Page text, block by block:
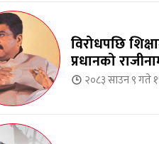
विरोधपछि
प्रधानको
२०८३ साउन ९ गते